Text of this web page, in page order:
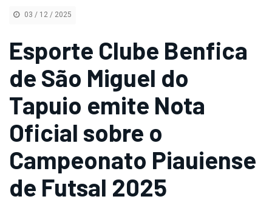
03 / 12 / 2025
Esporte Clube Benfica
de São Miguel do
Tapuio emite Nota
Oficial sobre o
Campeonato Piauiense
de Futsal 2025